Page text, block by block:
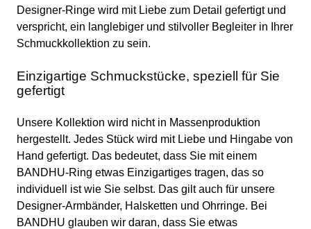
Designer-Ringe wird mit Liebe zum Detail gefertigt und
verspricht, ein langlebiger und stilvoller Begleiter in Ihrer
Schmuckkollektion zu sein.
Einzigartige Schmuckstücke, speziell für Sie
gefertigt
Unsere Kollektion wird nicht in Massenproduktion
hergestellt. Jedes Stück wird mit Liebe und Hingabe von
Hand gefertigt. Das bedeutet, dass Sie mit einem
BANDHU-Ring etwas Einzigartiges tragen, das so
individuell ist wie Sie selbst. Das gilt auch für unsere
Designer-Armbänder, Halsketten und Ohrringe. Bei
BANDHU glauben wir daran, dass Sie etwas